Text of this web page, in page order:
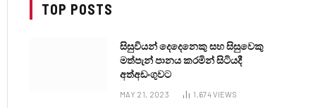
TOP POSTS
සිසුවියන් දෙදෙනෙකු සහ සිසුවෙකු
මත්පැන් පානය කරමින් සිටියදී
අත්අඩංගුවට
MAY 21, 2023 1,674VIEWS